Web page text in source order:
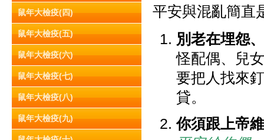
鼠年大檢疫(四)
鼠年大檢疫(五)
鼠年大檢疫(六)
鼠年大檢疫(七)
鼠年大檢疫(八)
鼠年大檢疫(九)
平安與混亂簡直
別老在埋怨
怪配偶、兒
要把人找來
貸。
你須跟上帝